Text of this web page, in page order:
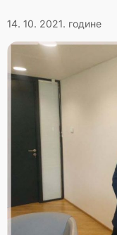
14. 10. 2021. године